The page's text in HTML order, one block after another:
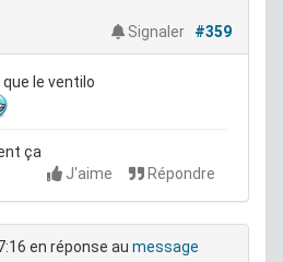
Signaler
#359
le ventilo
ça
J'aime
Répondre
en réponse au message